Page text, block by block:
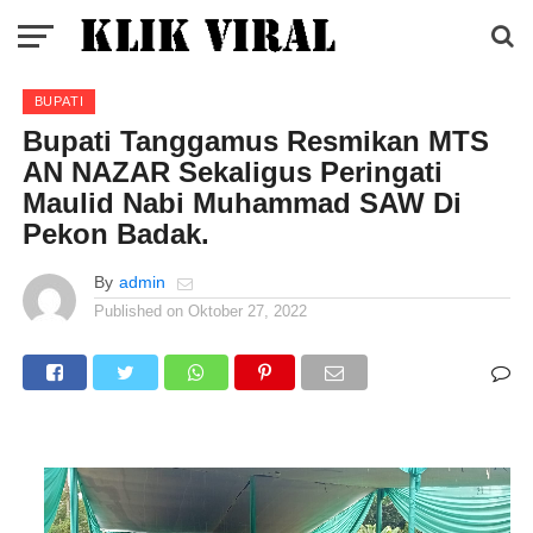
BUPATI
Bupati Tanggamus Resmikan MTS
AN NAZAR Sekaligus Peringati
Maulid Nabi Muhammad SAW Di
Pekon Badak.
By admin
Published on Oktober 27, 2022